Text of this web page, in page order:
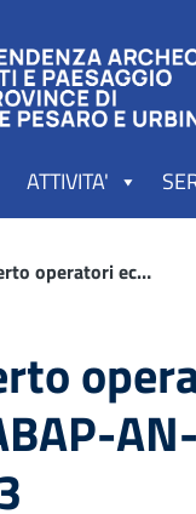
ATTIVITA'
Elenco aperto operatori economici lavori – SABAP-AN-PU – Agg. 25.09.2023